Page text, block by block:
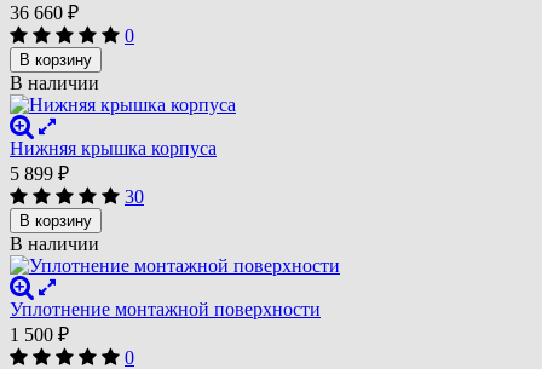
36 660 ₽
0
В корзину
В наличии
Нижняя крышка корпуса
5 899 ₽
30
В корзину
В наличии
Уплотнение монтажной поверхности
1 500 ₽
0